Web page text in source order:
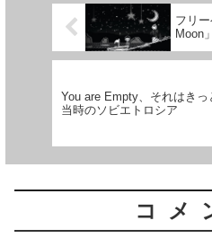
フリ
Moon」
You are Empty、それはきっ
当時のソビエトロシア
コメ